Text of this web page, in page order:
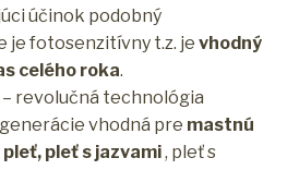
účinok podobný
je fotosenzitívny t.z. je vhodný
celého roka.
– revolučná technológia
vhodná pre mastnú
pleť s jazvami, pleť s